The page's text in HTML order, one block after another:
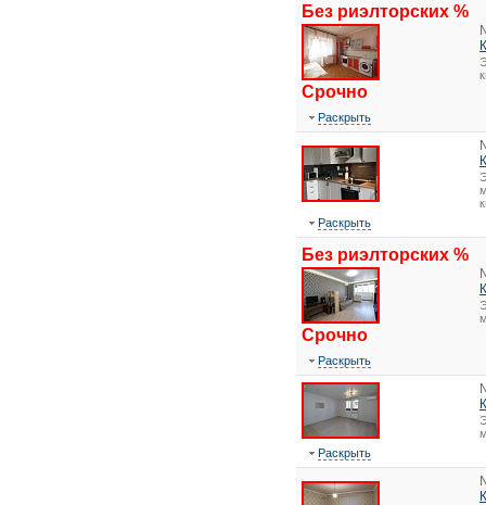
Без риэлторских %
Срочно
Раскрыть
Раскрыть
Без риэлторских %
Срочно
Раскрыть
Раскрыть